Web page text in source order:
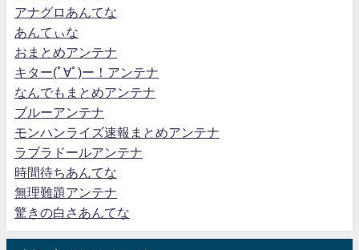
アナグロあんてな
あんてぃな
おまとめアンテナ
キター(ﾟ∀ﾟ)ー！アンテナ
なんでもまとめアンテナ
ブルーアンテナ
モンハンライズ速報まとめアンテナ
ラブラドールアンテナ
時間待ちあんてな
無理難題アンテナ
驚きの白さあんてな